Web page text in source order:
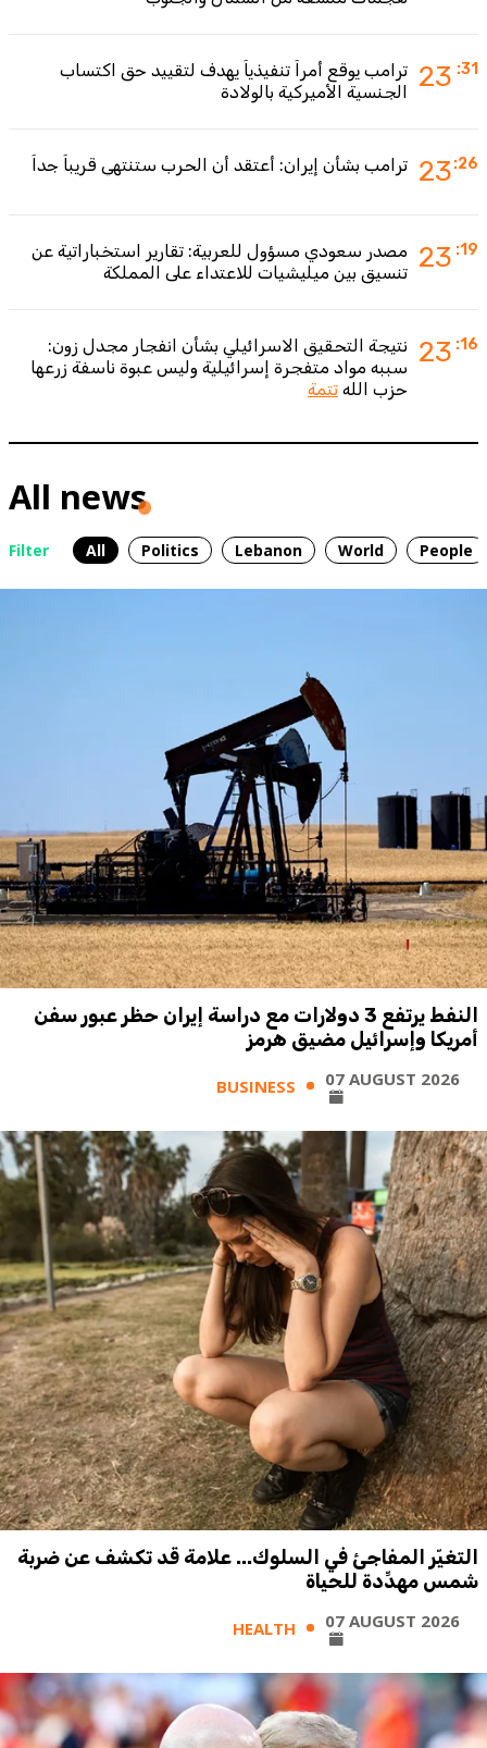
23 :31
ترامب يوقع أمراً تنفيذياً يهدف لتقييد حق اكتساب
الجنسية الأميركية بالولادة
23:26 ترامب بشأن إيران: أعتقد أن الحرب ستنتهي قريباً جداً
23 :19
مصدر سعودي مسؤول للعربية: تقارير استخباراتية عن
تنسيق بين ميليشيات للاعتداء على المملكة
23 :16
نتيجة التحقيق الاسرائيلي بشأن انفجار مجدل زون:
سببه مواد متفجرة إسرائيلية وليس عبوة ناسفة زرعها
حزب الله تتمة
All news
Filter All Politics Lebanon World People
النفط يرتفع 3 دولارات مع دراسة إيران حظر عبور سفن
أمريكا وإسرائيل مضيق هرمز
BUSINESS 07 AUGUST 2026
التغيّر المفاجئ في السلوك... علامة قد تكشف عن ضربة
شمس مهدِّدة للحياة
HEALTH 07 AUGUST 2026